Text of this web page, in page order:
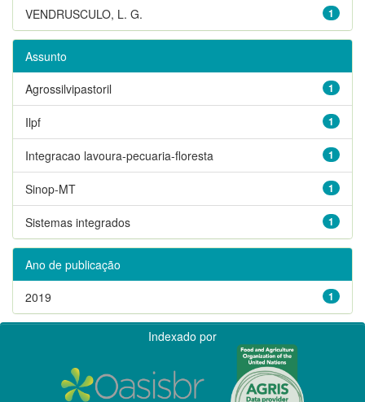
1
VENDRUSCULO, L. G.
Assunto
1
Agrossilvipastoril
1
Ilpf
1
Integracao lavoura-pecuaria-floresta
1
Sinop-MT
1
Sistemas integrados
Ano de publicação
1
2019
Indexado por